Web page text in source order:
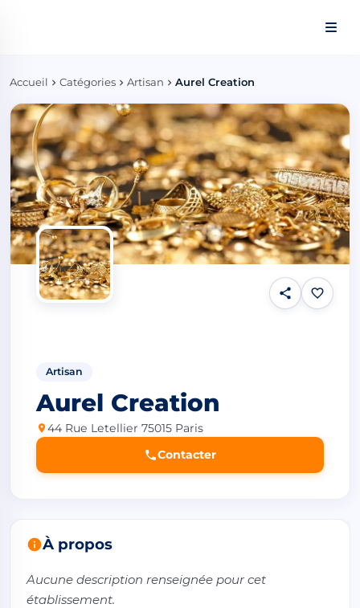
Accueil Catégories Artisan Aurel Creation
Artisan
Aurel Creation
44 Rue Letellier 75015 Paris
Contacter
À propos
Aucune description renseignée pour cet
établissement.